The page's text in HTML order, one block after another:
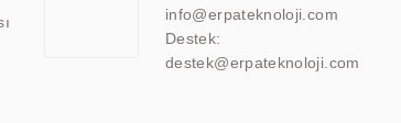
info@erpateknoloji.com
Destek:
destek@erpateknoloji.com